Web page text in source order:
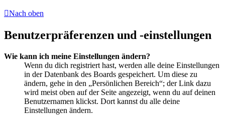
Nach oben
Benutzerpräferenzen und -einstellungen
Wie kann ich meine Einstellungen ändern?
Wenn du dich registriert hast, werden alle deine Einstellungen
in der Datenbank des Boards gespeichert. Um diese zu
ändern, gehe in den „Persönlichen Bereich“; der Link dazu
wird meist oben auf der Seite angezeigt, wenn du auf deinen
Benutzernamen klickst. Dort kannst du alle deine
Einstellungen ändern.